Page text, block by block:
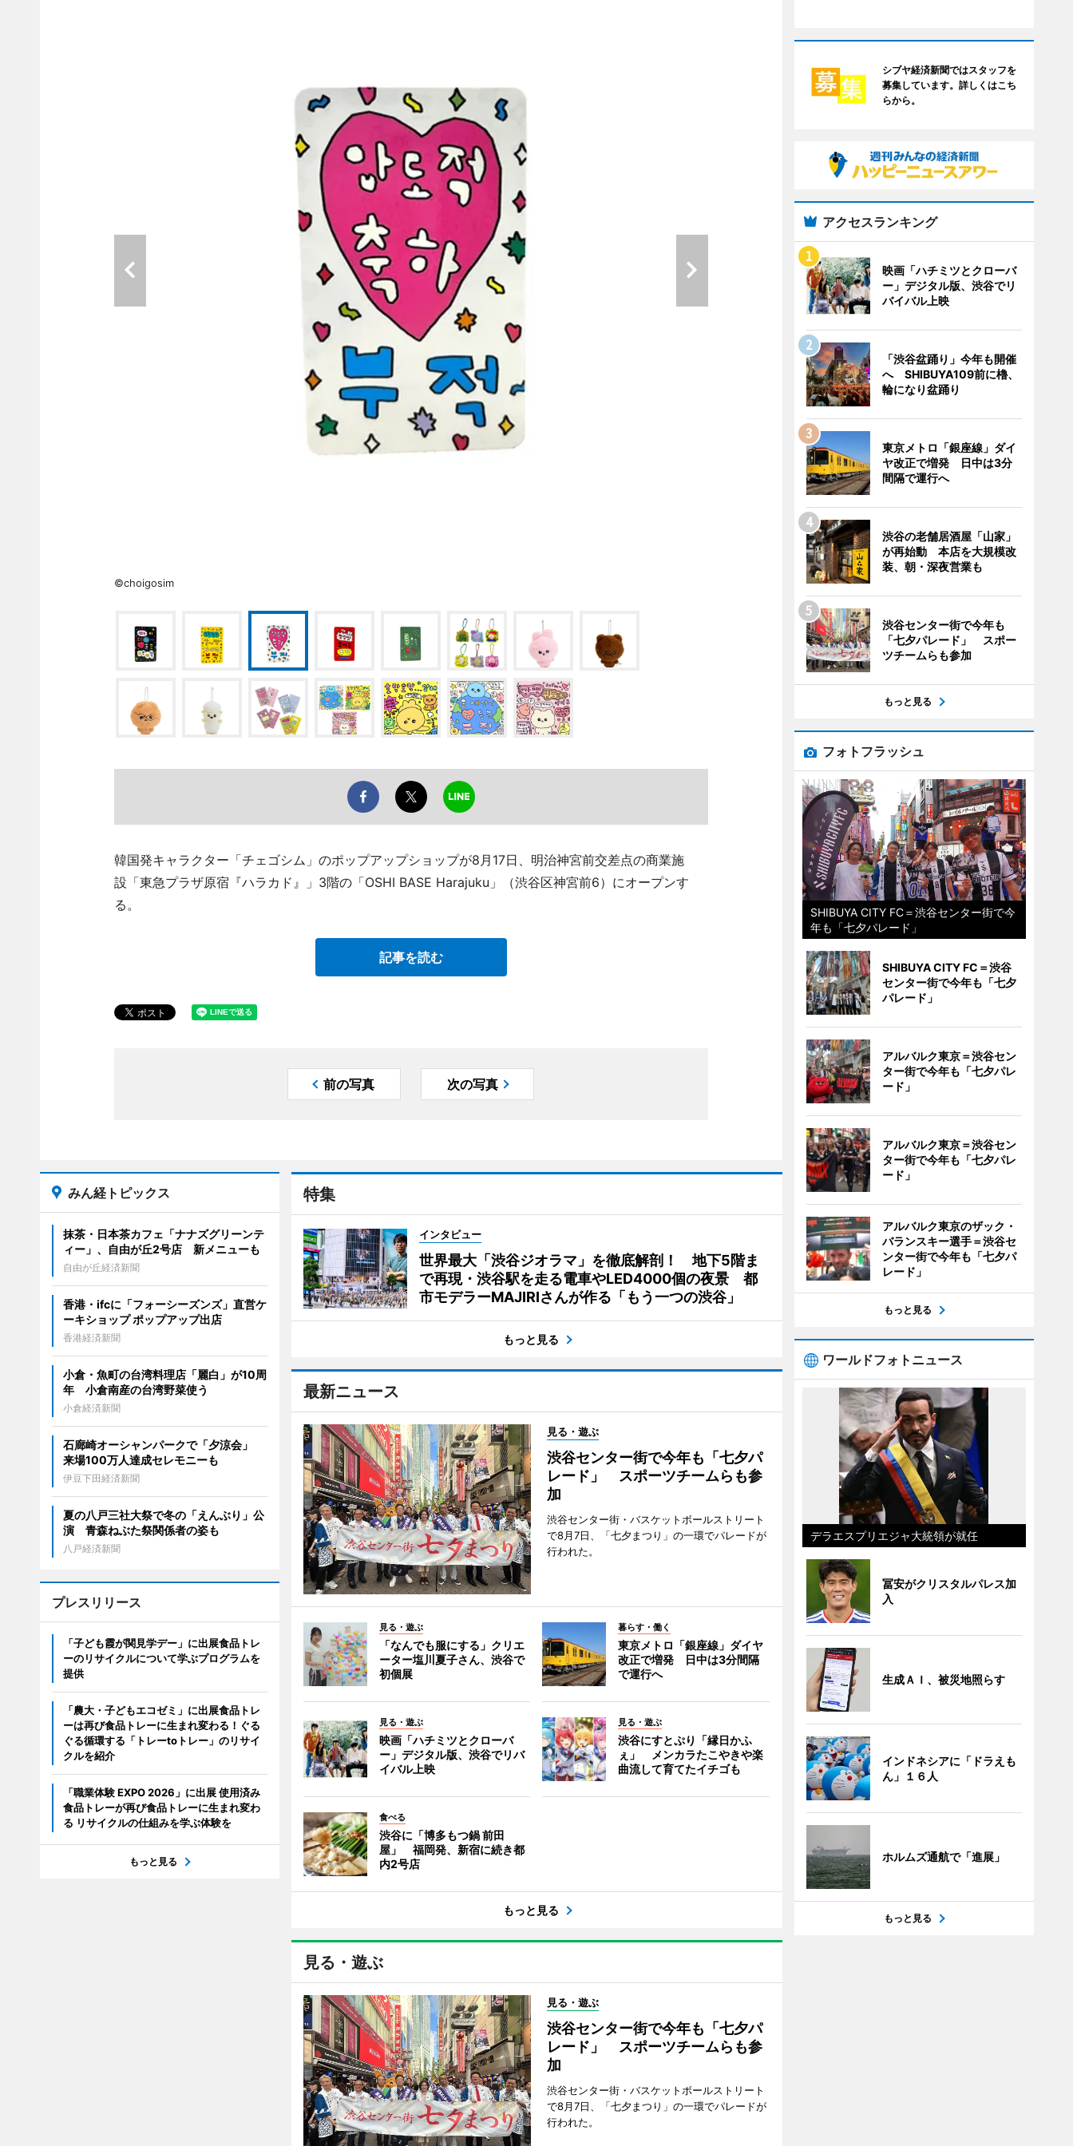
©choigosim
韓国発キャラクター「チェゴシム」のポップアップショップが8月17日、明治神宮前交差点の商業施
設「東急プラザ原宿『ハラカド』」3階の「OSHI BASE Harajuku」（渋谷区神宮前6）にオープンす
る。
記事を読む
前の写真 次の写真
特集
インタビュー
世界最大「渋谷ジオラマ」を徹底解剖！ 地下5階ま
で再現・渋谷駅を走る電車やLED4000個の夜景 都
市モデラーMAJIRIさんが作る「もう一つの渋谷」
もっと見る
最新ニュース
見る・遊ぶ
渋谷センター街で今年も「七夕パ
レード」 スポーツチームらも参
加
渋谷センター街・バスケットボールストリート
で8月7日、「七夕まつり」の一環でパレードが
行われた。
見る・遊ぶ
「なんでも服にする」クリエ
ーター塩川夏子さん、渋谷で
初個展
暮らす・働く
東京メトロ「銀座線」ダイヤ
改正で増発 日中は3分間隔
で運行へ
見る・遊ぶ
映画「ハチミツとクローバ
ー」デジタル版、渋谷でリバ
イバル上映
見る・遊ぶ
渋谷にすとぷり「縁日かふ
ぇ」 メンカラたこやきや楽
曲流して育てたイチゴも
食べる
渋谷に「博多もつ鍋 前田
屋」 福岡発、新宿に続き都
内2号店
もっと見る
見る・遊ぶ
見る・遊ぶ
渋谷センター街で今年も「七夕パ
レード」 スポーツチームらも参
加
渋谷センター街・バスケットボールストリート
で8月7日、「七夕まつり」の一環でパレードが
行われた。
みん経トピックス
抹茶・日本茶カフェ「ナナズグリーンテ
ィー」、自由が丘2号店 新メニューも
自由が丘経済新聞
香港・ifcに「フォーシーズンズ」直営ケ
ーキショップ ポップアップ出店
香港経済新聞
小倉・魚町の台湾料理店「麗白」が10周
年 小倉南産の台湾野菜使う
小倉経済新聞
石廊崎オーシャンパークで「夕涼会」
来場100万人達成セレモニーも
伊豆下田経済新聞
夏の八戸三社大祭で冬の「えんぶり」公
演 青森ねぶた祭関係者の姿も
八戸経済新聞
プレスリリース
「子ども霞が関見学デー」に出展食品トレ
ーのリサイクルについて学ぶプログラムを
提供
「農大・子どもエコゼミ」に出展食品トレ
ーは再び食品トレーに生まれ変わる！ぐる
ぐる循環する「トレーtoトレー」のリサイ
クルを紹介
「職業体験 EXPO 2026」に出展 使用済み
食品トレーが再び食品トレーに生まれ変わ
る リサイクルの仕組みを学ぶ体験を
もっと見る
シブヤ経済新聞ではスタッフを
募集しています。詳しくはこち
らから。
アクセスランキング
映画「ハチミツとクローバ
ー」デジタル版、渋谷でリ
バイバル上映
「渋谷盆踊り」今年も開催
へ SHIBUYA109前に櫓、
輪になり盆踊り
東京メトロ「銀座線」ダイ
ヤ改正で増発 日中は3分
間隔で運行へ
渋谷の老舗居酒屋「山家」
が再始動 本店を大規模改
装、朝・深夜営業も
渋谷センター街で今年も
「七夕パレード」 スポー
ツチームらも参加
もっと見る
フォトフラッシュ
SHIBUYA CITY FC＝渋谷センター街で今
年も「七夕パレード」
SHIBUYA CITY FC＝渋谷
センター街で今年も「七夕
パレード」
アルバルク東京＝渋谷セン
ター街で今年も「七夕パレ
ード」
アルバルク東京＝渋谷セン
ター街で今年も「七夕パレ
ード」
アルバルク東京のザック・
バランスキー選手＝渋谷セ
ンター街で今年も「七夕パ
レード」
もっと見る
ワールドフォトニュース
デラエスプリエジャ大統領が就任
冨安がクリスタルパレス加
入
生成ＡＩ、被災地照らす
インドネシアに「ドラえも
ん」１６人
ホルムズ通航で「進展」
もっと見る